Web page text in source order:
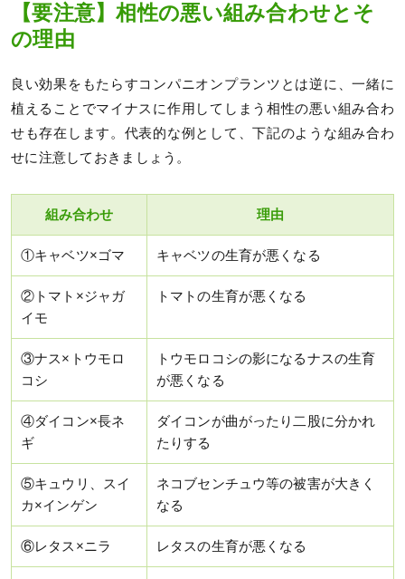
【要注意】相性の悪い組み合わせとそ
の理由
良い効果をもたらすコンパニオンプランツとは逆に、一緒に
植えることでマイナスに作用してしまう相性の悪い組み合わ
せも存在します。代表的な例として、下記のような組み合わ
せに注意しておきましょう。
組み合わせ 理由
①キャベツ×ゴマ キャベツの生育が悪くなる
②トマト×ジャガ
イモ
トマトの生育が悪くなる
③ナス×トウモロ
コシ
トウモロコシの影になるナスの生育
が悪くなる
④ダイコン×長ネ
ギ
ダイコンが曲がったり二股に分かれ
たりする
⑤キュウリ、スイ
カ×インゲン
ネコブセンチュウ等の被害が大きく
なる
⑥レタス×ニラ レタスの生育が悪くなる